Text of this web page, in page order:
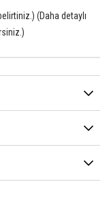
(Daha detaylı